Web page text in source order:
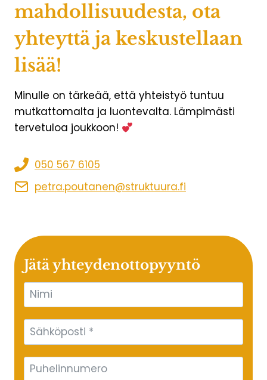
mahdollisuudesta, ota
yhteyttä ja keskustellaan
lisää!
Minulle on tärkeää, että yhteistyö tuntuu
mutkattomalta ja luontevalta. Lämpimästi
tervetuloa joukkoon!
050 567 6105
petra.poutanen@struktuura.fi
Jätä yhteydenottopyyntö